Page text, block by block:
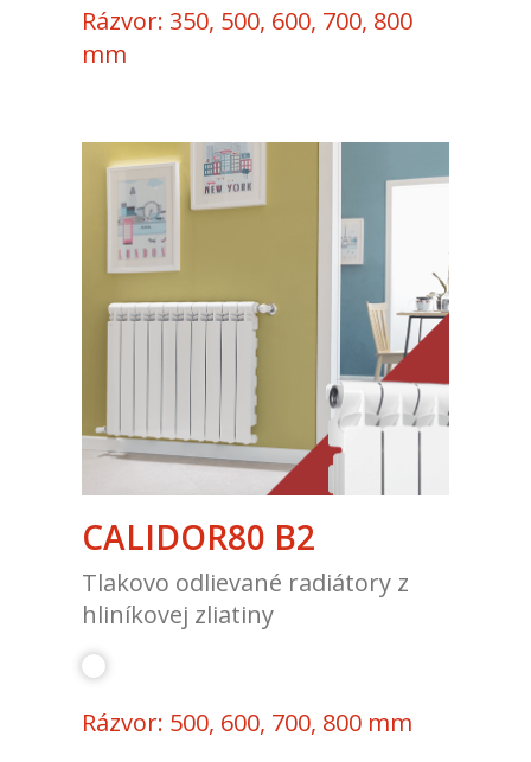
Rázvor: 350, 500, 600, 700, 800
mm
CALIDOR80 B2
Tlakovo odlievané radiátory z
hliníkovej zliatiny
Rázvor: 500, 600, 700, 800 mm